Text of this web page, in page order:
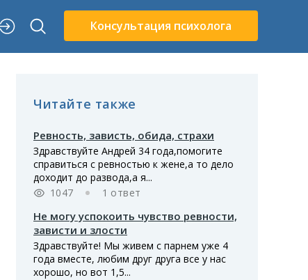
Консультация психолога
Читайте также
Ревность, зависть, обида, страхи
Здравствуйте Андрей 34 года,помогите
справиться с ревностью к жене,а то дело
доходит до развода,а я...
1047
1 ответ
Не могу успокоить чувство ревности,
зависти и злости
Здравствуйте! Мы живем с парнем уже 4
года вместе, любим друг друга все у нас
хорошо, но вот 1,5...